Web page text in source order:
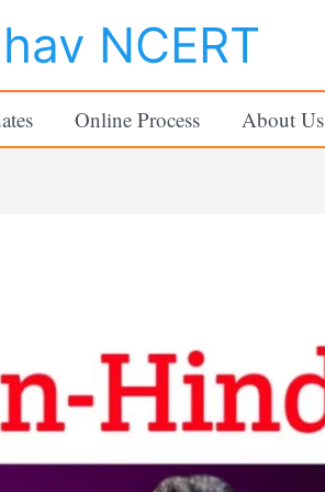
NCERT
Online Process About Us